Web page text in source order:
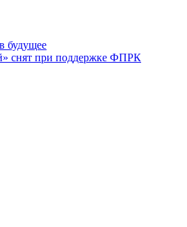
будущее
снят при поддержке ФПРК